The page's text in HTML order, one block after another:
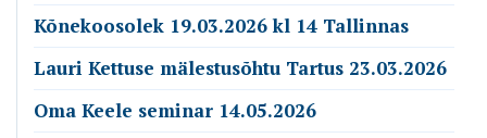
Kõnekoosolek 19.03.2026 kl 14 Tallinnas
Lauri Kettuse mälestusõhtu Tartus 23.03.2026
Oma Keele seminar 14.05.2026